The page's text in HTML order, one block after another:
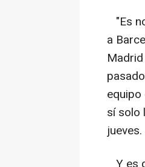
"Es
a
sí solo
jueves.